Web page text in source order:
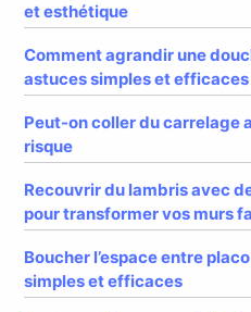
et esthétique
Comment agrandir une
astuces simples et efficaces
Peut-on coller du carrelage
risque
Recouvrir du lambris avec
pour transformer vos murs
Boucher l’espace entre
simples et efficaces